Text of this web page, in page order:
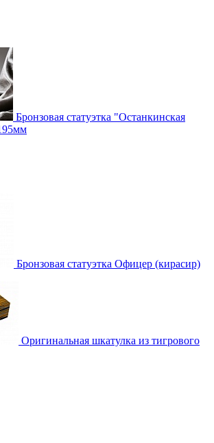
Бронзовая статуэтка "Останкинская
Бронзовая статуэтка Офицер (кирасир)
Оригинальная шкатулка из тигрового